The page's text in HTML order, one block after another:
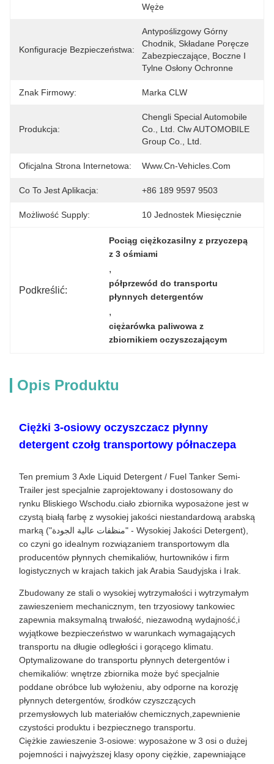
Węże
Konfiguracje Bezpieczeństwa:
Antypoślizgowy Górny
Chodnik, Składane Poręcze
Zabezpieczające, Boczne I
Tylne Osłony Ochronne
Znak Firmowy: Marka CLW
Produkcja:
Chengli Special Automobile
Co., Ltd. Clw AUTOMOBILE
Group Co., Ltd.
Oficjalna Strona Internetowa: Www.cn-Vehicles.com
Co To Jest Aplikacja: +86 189 9597 9503
Możliwość Supply: 10 Jednostek Miesięcznie
Podkreślić:
Pociąg ciężkozasilny z przyczepą
z 3 ośmiami
,
półprzewód do transportu
płynnych detergentów
,
ciężarówka paliwowa z
zbiornikiem oczyszczającym
Opis Produktu
Ciężki 3-osiowy oczyszczacz płynny
detergent czołg transportowy półnaczepa
Ten premium 3 Axle Liquid Detergent / Fuel Tanker Semi-
Trailer jest specjalnie zaprojektowany i dostosowany do
rynku Bliskiego Wschodu.ciało zbiornika wyposażone jest w
czystą białą farbę z wysokiej jakości niestandardową arabską
marką ("منظفات عالية الجودة" - Wysokiej Jakości Detergent),
co czyni go idealnym rozwiązaniem transportowym dla
producentów płynnych chemikaliów, hurtowników i firm
logistycznych w krajach takich jak Arabia Saudyjska i Irak.
Zbudowany ze stali o wysokiej wytrzymałości i wytrzymałym
zawieszeniem mechanicznym, ten trzyosiowy tankowiec
zapewnia maksymalną trwałość, niezawodną wydajność,i
wyjątkowe bezpieczeństwo w warunkach wymagających
transportu na długie odległości i gorącego klimatu.
Optymalizowane do transportu płynnych detergentów i
chemikaliów: wnętrze zbiornika może być specjalnie
poddane obróbce lub wyłożeniu, aby odporne na korozję
płynnych detergentów, środków czyszczących
przemysłowych lub materiałów chemicznych,zapewnienie
czystości produktu i bezpiecznego transportu.
Ciężkie zawieszenie 3-osiowe: wyposażone w 3 osi o dużej
pojemności i najwyższej klasy opony ciężkie, zapewniające